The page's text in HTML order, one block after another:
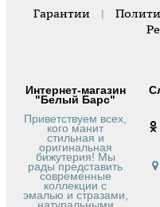
Гарантии |
Интернет-магазин
"Белый Барс"
Приветствуем всех,
кого манит
стильная и
оригинальная
бижутерия! Мы
рады представить
современные
коллекции с
эмалью и стразами,